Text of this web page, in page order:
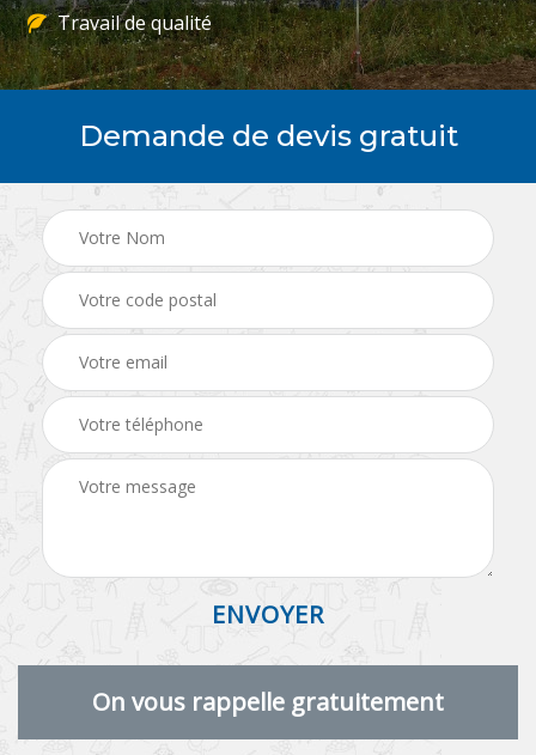
Travail de qualité
Demande de devis gratuit
On vous rappelle gratuitement